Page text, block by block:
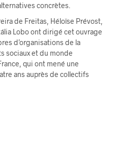
concrètes.
de Freitas, Héloïse Prévost,
Lobo ont dirigé cet ouvrage
d’organisations de la
sociaux et du monde
qui ont mené une
ans auprès de collectifs